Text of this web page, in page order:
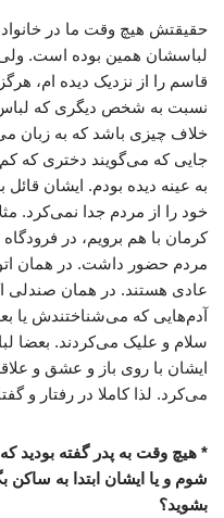
حقیقتش هیچ وقت ما در
لباسشان همین بوده است.
قاسم را از نزدیک دیده ام،
نسبت به شخص دیگری که لباس
خلاف چیزی باشد که به زبان
جایی که می‌گویند دختری که
به عینه دیده بودم. ایشان
خود را از مردم جدا نمی‌کرد.
کرمان با هم برویم، در
مردم حضور داشت. در همان
عادی هستند. در همان صندلی
آدم‌هایی که می‌شناختندش یا
سلام و علیک می‌کردند. بعضا
ایشان با روی باز و عشق و
می‌کرد. لذا کاملا در رفتار و
* هیچ وقت به پدر گفته
شوم و یا ایشان ابتدا به ساکن
بشوید؟